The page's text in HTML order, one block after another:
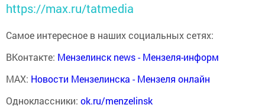
https://max.ru/tatmedia
Самое интересное в наших социальных сетях:
ВКонтакте: Мензелинск news - Мензеля-информ
MAX: Новости Мензелинска - Мензеля онлайн
Одноклассники: ok.ru/menzelinsk